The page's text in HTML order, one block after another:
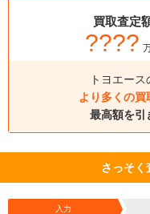
買取査定
????
トヨエース
より多くの買
最高額を引
さっそく
入力